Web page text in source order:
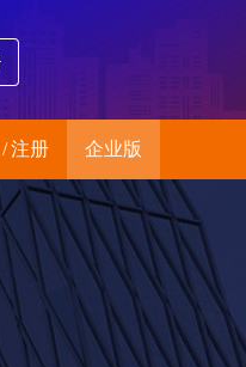
/注册 企业版